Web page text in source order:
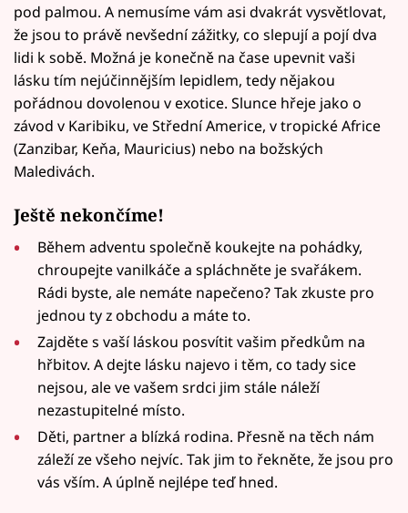
pod palmou. A nemusíme vám asi dvakrát vysvětlovat,
že jsou to právě nevšední zážitky, co slepují a pojí dva
lidi k sobě. Možná je konečně na čase upevnit vaši
lásku tím nejúčinnějším lepidlem, tedy nějakou
pořádnou dovolenou v exotice. Slunce hřeje jako o
závod v Karibiku, ve Střední Americe, v tropické Africe
(Zanzibar, Keňa, Mauricius) nebo na božských
Maledivách.
Ještě nekončíme!
Během adventu společně koukejte na pohádky,
chroupejte vanilkáče a spláchněte je svařákem.
Rádi byste, ale nemáte napečeno? Tak zkuste pro
jednou ty z obchodu a máte to.
Zajděte s vaší láskou posvítit vašim předkům na
hřbitov. A dejte lásku najevo i těm, co tady sice
nejsou, ale ve vašem srdci jim stále náleží
nezastupitelné místo.
Děti, partner a blízká rodina. Přesně na těch nám
záleží ze všeho nejvíc. Tak jim to řekněte, že jsou pro
vás vším. A úplně nejlépe teď hned.